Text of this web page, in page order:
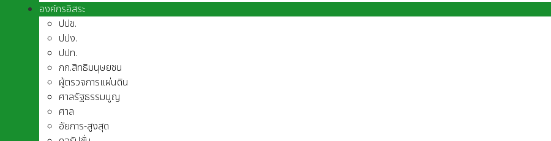
องค์กรอิสระ
ปปช.
ปปง.
ปปท.
กก.สิทธิมนุษยชน
ผู้ตรวจการแผ่นดิน
ศาลรัฐธรรมนูญ
ศาล
อัยการ-สูงสุด